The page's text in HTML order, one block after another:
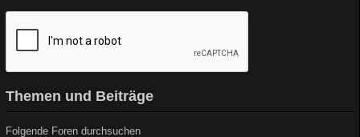
Themen und Beiträge
Folgende Foren durchsuchen